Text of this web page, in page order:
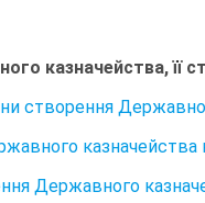
казначейства, її
створення
казначейства
Державного